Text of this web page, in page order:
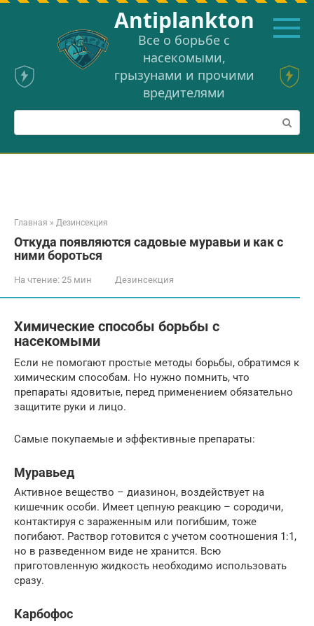
Перейти
Аntiplankton
Все о борьбе с
насекомыми,
грызунами и прочими
вредителями
Поиск:
Главная » Дезинсекция
Откуда появляются садовые муравьи и как с
ними бороться
На чтение: 25 мин Дезинсекция
Xимические способы борьбы с
насекомыми
Если не помогают простые методы борьбы, обратимся к
химическим способам. Но нужно помнить, что
препараты ядовитые, перед применением обязательно
защитите руки и лицо.
Самые покупаемые и эффективные препараты:
Муравьед
Активное вещество – диазинон, воздействует на
кишечник особи. Имеет цепную реакцию – сородичи,
контактируя с зараженным или погибшим, тоже
погибают. Раствор готовится с учетом соотношения 1:1,
но в разведенном виде не хранится. Всю
приготовленную жидкость необходимо использовать
сразу.
Карбофос